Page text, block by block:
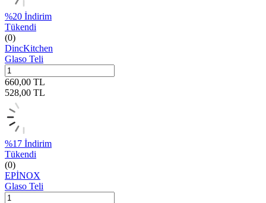
%20 İndirim
Tükendi
(0)
DincKitchen
Glaso Teli
660,00 TL
528,00 TL
%17 İndirim
Tükendi
(0)
EPİNOX
Glaso Teli